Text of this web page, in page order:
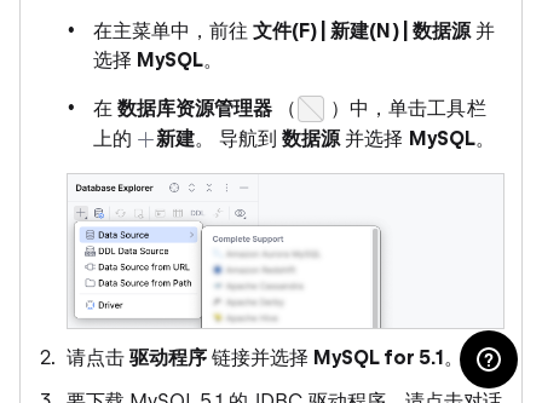
在主菜单中，前往文件(F) | 新建(N) | 数据源并
选择 MySQL。
在数据库资源管理器 （
）中，单击工具栏
上的
新建。 导航到数据源并选择 MySQL。
请点击驱动程序 链接并选择 MySQL for 5.1 。